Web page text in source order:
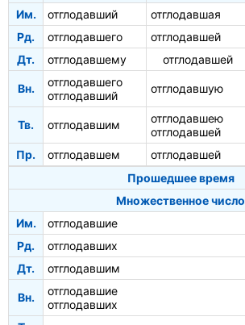
Им.
отглодавший отглодавшая
Рд.
отглодавшего отглодавшей
Дт.
отглодавшему отглодавшей
Вн.
отглодавшего
отглодавший
отглодавшую
Тв. отглодавшим
отглодавшею
отглодавшей
Пр. отглодавшем отглодавшей
Прошедшее время
Множественное число
Им.
отглодавшие
Рд.
отглодавших
Дт.
отглодавшим
Вн.
отглодавшие
отглодавших